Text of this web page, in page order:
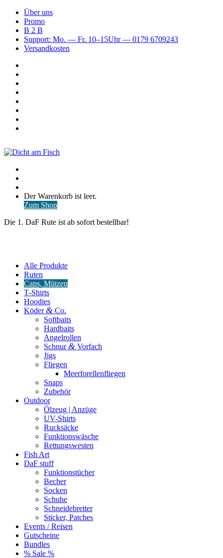
Über uns
Promo
B 2 B
Support: Mo. — Fr. 10–15Uhr — 0179 6709243
Versandkosten
Warenkorb
ansehen
Der Warenkorb ist leer.
Zum Shop
Die 1. DaF Rute ist ab sofort bestellbar!
Alle Produkte
Ruten
Caps, Mützen
T‑Shirts
Hoodies
Köder& Co.
Softbaits
Hardbaits
Angelrollen
Schnur& Vorfach
Jigs
Fliegen
Meerforellenfliegen
Snaps
Zubehör
Outdoor
Ölzeug | Anzüge
UV-Shirts
Rucksäcke
Funktionswäsche
Rettungswesten
Fish Art
DaF stuff
Funktionstücher
Becher
Socken
Schuhe
Schneidebretter
Sticker, Patches
Events / Reisen
Gutscheine
Bundles
% Sale %